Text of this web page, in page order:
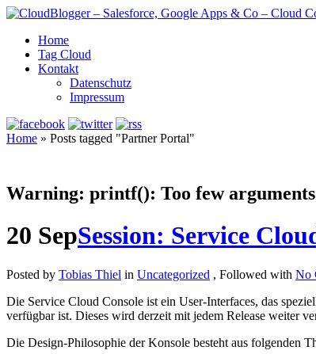
Home
Tag Cloud
Kontakt
Datenschutz
Impressum
Home » Posts tagged "Partner Portal"
Warning: printf(): Too few
20 SepSession: Service
Posted by Tobias Thiel in Uncategorized , Followed with No
Die Service Cloud Console ist ein User-Interfaces, das
verfügbar ist. Dieses wird derzeit mit jedem Release weiter
Die Design-Philosophie der Konsole besteht aus folgenden